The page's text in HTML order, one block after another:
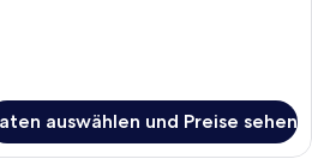
auswählen und Preise sehen